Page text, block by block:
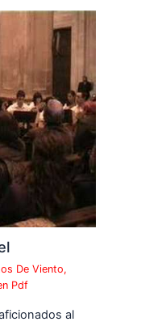
De Viento,
Pdf
al